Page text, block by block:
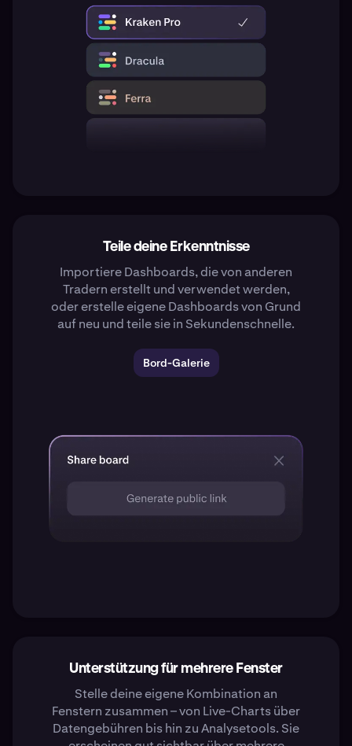
Teile deine Erkenntnisse
Importiere Dashboards, die von anderen
Tradern erstellt und verwendet werden,
oder erstelle eigene Dashboards von Grund
auf neu und teile sie in Sekundenschnelle.
Bord-Galerie
Unterstützung für mehrere Fenster
Stelle deine eigene Kombination an
Fenstern zusammen – von Live-Charts über
Datengebühren bis hin zu Analysetools. Sie